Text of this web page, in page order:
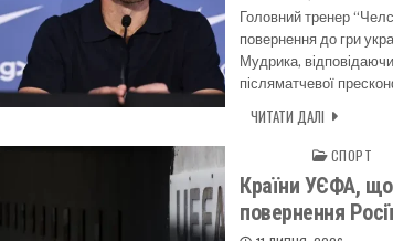
Головний тренер
повернення до гри
Мудрика,
післяматчевої
ЧИТАТИ ДАЛІ
СПОРТ
Країни УЄФА,
повернення